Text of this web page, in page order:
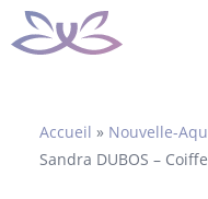
Aller
au
Accueil » Nouvelle-
Sandra DUBOS –